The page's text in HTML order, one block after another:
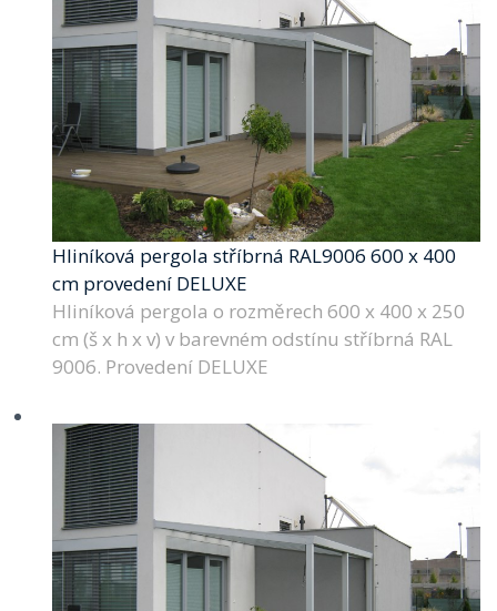
Hliníková pergola stříbrná RAL9006 600 x 400
cm provedení DELUXE
Hliníková pergola o rozměrech 600 x 400 x 250
cm (š x h x v) v barevném odstínu stříbrná RAL
9006. Provedení DELUXE